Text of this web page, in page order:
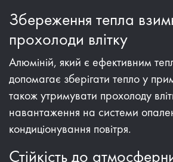
Збереження тепла
прохолоди влітку
Алюміній, який є ефективним
допомагає зберігати тепло у
також утримувати прохолоду
навантаження на системи
кондиціонування повітря.
Стійкість до